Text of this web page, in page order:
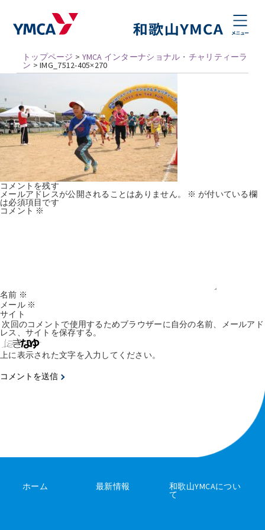
トップページ > YMCA インターナショナル・チャリティーラ
ン >IMG_7512-405×270
コメントを残す
メールアドレスが公開されることはありません。 ※ が付いている欄
は必須項目です
コメント ※
名前 ※
メール ※
サイト
次回のコメントで使用するためブラウザーに自分の名前、メールアド
レス、サイトを保存する。
上に表示された文字を入力してください。
ホーム 最新情報 和歌山YMCAについ
て